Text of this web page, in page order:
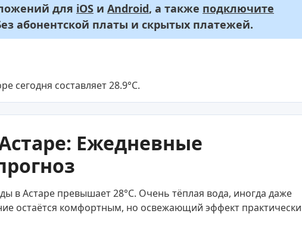
для iOS и Android, а также подключите
абонентской платы и скрытых платежей.
сегодня составляет 28.9°C.
Ежедневные
в Астаре превышает 28°C. Очень тёплая вода, иногда даже
остаётся комфортным, но освежающий эффект практически